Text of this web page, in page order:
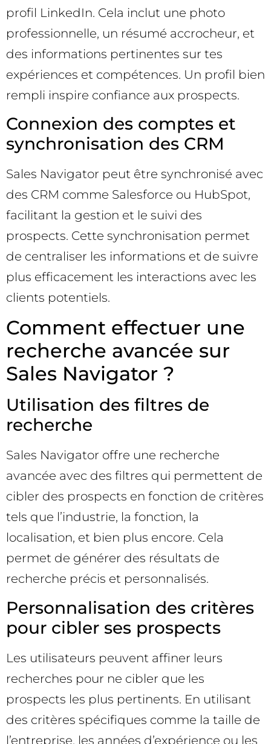
profil LinkedIn. Cela inclut une photo
professionnelle, un résumé accrocheur, et
des informations pertinentes sur tes
expériences et compétences. Un profil bien
rempli inspire confiance aux prospects.
Connexion des comptes et
synchronisation des CRM
Sales Navigator peut être synchronisé avec
des CRM comme Salesforce ou HubSpot,
facilitant la gestion et le suivi des
prospects. Cette synchronisation permet
de centraliser les informations et de suivre
plus efficacement les interactions avec les
clients potentiels.
Comment effectuer une
recherche avancée sur
Sales Navigator ?
Utilisation des filtres de
recherche
Sales Navigator offre une recherche
avancée avec des filtres qui permettent de
cibler des prospects en fonction de critères
tels que l’industrie, la fonction, la
localisation, et bien plus encore. Cela
permet de générer des résultats de
recherche précis et personnalisés.
Personnalisation des critères
pour cibler ses prospects
Les utilisateurs peuvent affiner leurs
recherches pour ne cibler que les
prospects les plus pertinents. En utilisant
des critères spécifiques comme la taille de
l’entreprise, les années d’expérience ou les